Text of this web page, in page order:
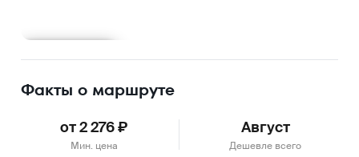
Факты о маршруте
от 2 276 ₽
Мин. цена
Август
Дешевле всего